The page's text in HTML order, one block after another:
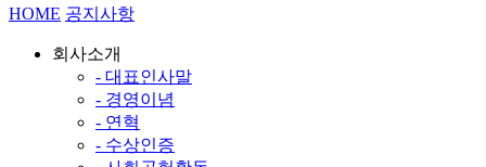
HOME 공지사항
회사소개
- 대표인사말
- 경영이념
- 연혁
- 수상인증